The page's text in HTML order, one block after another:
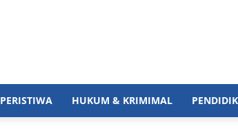
PERISTIWA HUKUM & KRIMIMAL